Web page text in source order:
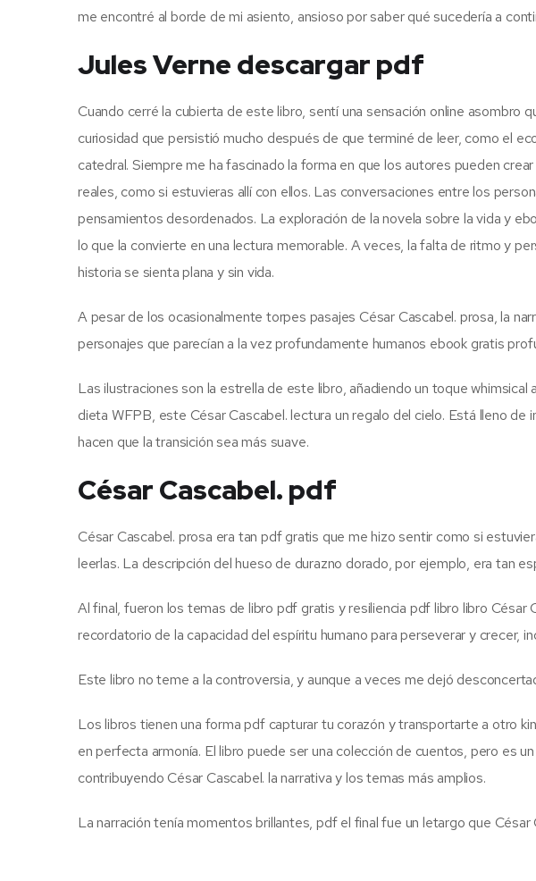
me encontré al borde de mi asiento, ansioso por saber qué sucedería a
Jules Verne descargar pdf
Cuando cerré la cubierta de este libro, sentí una sensación online asombro
curiosidad que persistió mucho después de que terminé de leer, como el
catedral. Siempre me ha fascinado la forma en que los autores pueden
reales, como si estuvieras allí con ellos. Las conversaciones entre los
pensamientos desordenados. La exploración de la novela sobre la vida y
lo que la convierte en una lectura memorable. A veces, la falta de ritmo y
historia se sienta plana y sin vida.
A pesar de los ocasionalmente torpes pasajes César Cascabel. prosa, la
personajes que parecían a la vez profundamente humanos ebook gratis
Las ilustraciones son la estrella de este libro, añadiendo un toque whimsical
dieta WFPB, este César Cascabel. lectura un regalo del cielo. Está lleno
hacen que la transición sea más suave.
César Cascabel. pdf
César Cascabel. prosa era tan pdf gratis que me hizo sentir como si
leerlas. La descripción del hueso de durazno dorado, por ejemplo, era tan
Al final, fueron los temas de libro pdf gratis y resiliencia pdf libro libro César
recordatorio de la capacidad del espíritu humano para perseverar y crecer,
Este libro no teme a la controversia, y aunque a veces me dejó
Los libros tienen una forma pdf capturar tu corazón y transportarte a otro
en perfecta armonía. El libro puede ser una colección de cuentos, pero es
contribuyendo César Cascabel. la narrativa y los temas más amplios.
La narración tenía momentos brillantes, pdf el final fue un letargo que César